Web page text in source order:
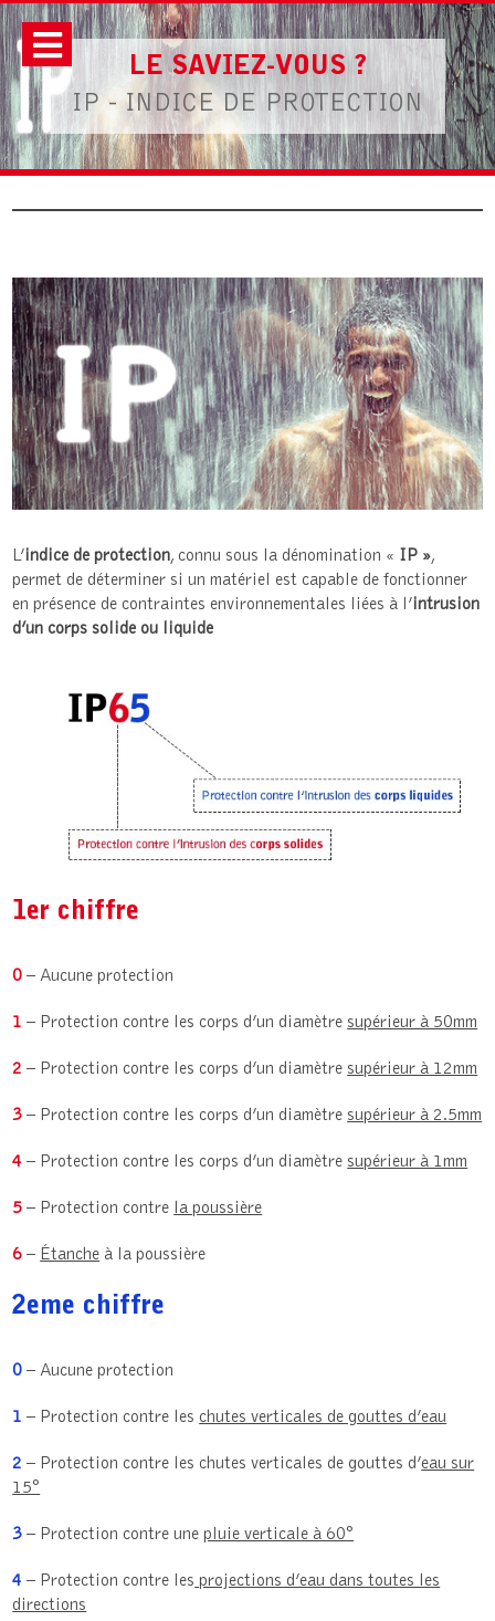
LE SAVIEZ-VOUS ?
IP - INDICE DE PROTECTION
L’indice de protection, connu sous la dénomination « IP »,
permet de déterminer si un matériel est capable de fonctionner
en présence de contraintes environnementales liées à l’intrusion
d’un corps solide ou liquide
1er chiffre
0 – Aucune protection
1 – Protection contre les corps d’un diamètre supérieur à 50mm
2 – Protection contre les corps d’un diamètre supérieur à 12mm
3 – Protection contre les corps d’un diamètre supérieur à 2.5mm
4 – Protection contre les corps d’un diamètre supérieur à 1mm
5 – Protection contre la poussière
6 – Étanche à la poussière
2eme chiffre
0 – Aucune protection
1 – Protection contre les chutes verticales de gouttes d’eau
2 – Protection contre les chutes verticales de gouttes d’eau sur
15°
3 – Protection contre unepluie verticale à 60°
4– Protection contre les projections d’eau dans toutes les
directions